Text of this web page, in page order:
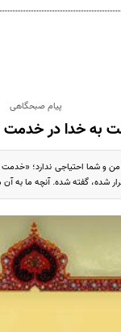
پیام صبحگاهی
به خدا در خدمت
و شما احتیاجی ندارد؛
شده، گفته شده. آنچه ما به